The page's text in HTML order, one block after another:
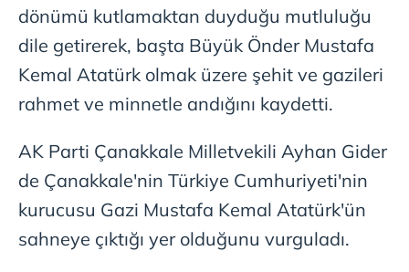
dönümü kutlamaktan duyduğu mutluluğu
dile getirerek, başta Büyük Önder Mustafa
Kemal Atatürk olmak üzere şehit ve gazileri
rahmet ve minnetle andığını kaydetti.
AK Parti Çanakkale Milletvekili Ayhan Gider
de Çanakkale'nin Türkiye Cumhuriyeti'nin
kurucusu Gazi Mustafa Kemal Atatürk'ün
sahneye çıktığı yer olduğunu vurguladı.